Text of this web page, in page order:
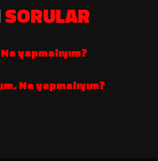
SORULAR
yapmalıyım?
Ne yapmalıyım?